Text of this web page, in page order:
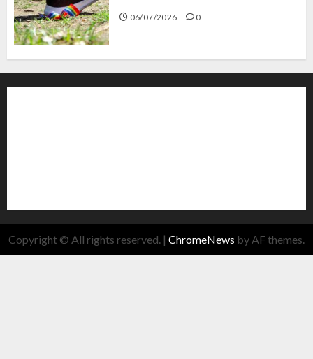
06/07/2026 0
Copyright © All rights reserved. | ChromeNews by AF themes.